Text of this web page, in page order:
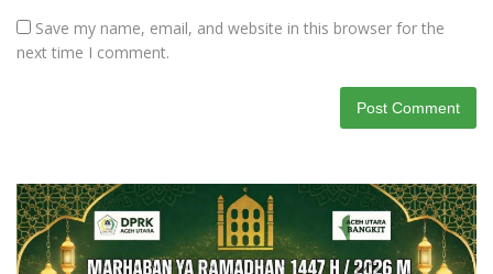
Save my name, email, and website in this browser for the
next time I comment.